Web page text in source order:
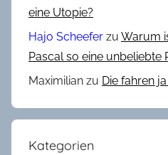
eine Utopie?
Hajo Scheefer zu Warum
Pascal so eine
Maximilian zu Die fahren
Kategorien